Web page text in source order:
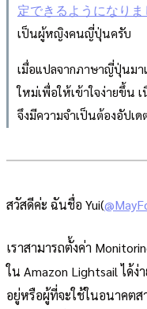
定できるようになりま
เป็นผู้หญิงคนญี่ปุ่นครับ
เมื่อแปลจากภาษาญี่ปุ่นมา
ใหม่เพื่อให้เข้าใจง่ายขึ้น
จึงมีความจำเป็นต้องอัปเ
สวัสดีค่ะ ฉันชื่อ Yui(
เราสามารถตั้งค่า
ใน Amazon Lightsail ได้
อยู่หรือผู้ที่จะใช้ในอนาคต